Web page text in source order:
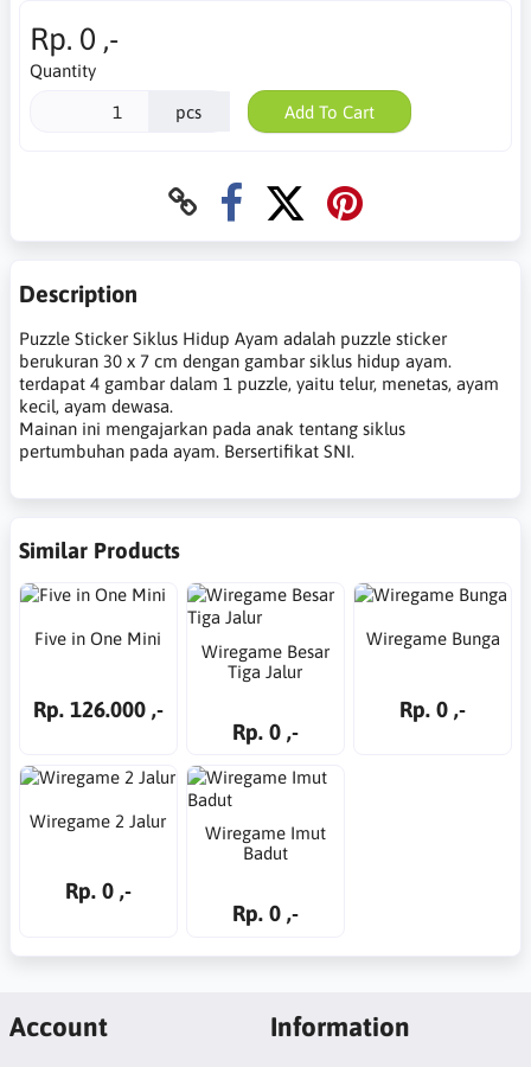
Rp. 0 ,-
Quantity
pcs Add To Cart
Description
Puzzle Sticker Siklus Hidup Ayam adalah puzzle sticker
berukuran 30 x 7 cm dengan gambar siklus hidup ayam.
terdapat 4 gambar dalam 1 puzzle, yaitu telur, menetas, ayam
kecil, ayam dewasa.
Mainan ini mengajarkan pada anak tentang siklus
pertumbuhan pada ayam. Bersertifikat SNI.
Similar Products
Five in One Mini
Rp. 126.000 ,-
Wiregame Besar
Tiga Jalur
Rp. 0 ,-
Wiregame Bunga
Rp. 0 ,-
Wiregame 2 Jalur
Rp. 0 ,-
Wiregame Imut
Badut
Rp. 0 ,-
Account Information